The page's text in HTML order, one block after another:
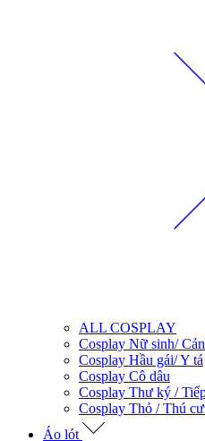
ALL COSPLAY
Cosplay Nữ sinh/
Cosplay Hầu gái/ Y tá
Cosplay Cô dâu
Cosplay Thư ký /
Cosplay Thỏ / Thú
Áo lót